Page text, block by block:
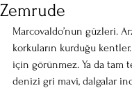
Zemrude
Marcovaldo’nun güzleri.
korkuların kurduğu
için görünmez. Ya da tam
denizi gri mavi, dalgalar